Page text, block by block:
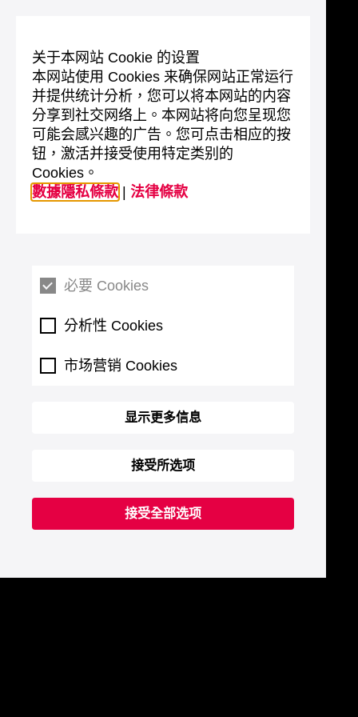
关于本网站 Cookie 的设置
本网站使用 Cookies 来确保网站正常运行
并提供统计分析，您可以将本网站的内容
分享到社交网络上。本网站将向您呈现您
可能会感兴趣的广告。您可点击相应的按
钮，激活并接受使用特定类别的
Cookies。
數據隱私條款
法律條款
必要 Cookies
分析性 Cookies
市场营销 Cookies
显示更多信息
接受所选项
接受全部选项